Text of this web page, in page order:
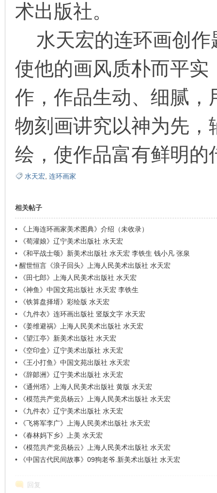
术出版社。
水天宏的连环画创作
使他的画风质朴而平
作，作品生动、细腻
物刻画讲究以神为先
绘，使作品富有鲜明
水天宏, 连环画家
相关帖子
•
《上海连环画家美术图典》介绍（未收录）
•
《荀灌娘》辽宁美术出版社 水天宏
•
《和平战士颂》新美术出版社 水天宏 李铁生 钱小凡 张泉
• 醒世恒言《浪子回头》上海人民美术出版社 水天宏
•
《田七郎》上海人民美术出版社 水天宏
•
《神鱼》中国文苑出版社 水天宏 李铁生
•
《铁算盘择壻》彩绘版 水天宏
•
《九件衣》连环画出版社 竖版文字 水天宏
•
《姜维避祸》上海人民美术出版社 水天宏
•
《望江亭》新美术出版社 水天宏
•
《空印盒》辽宁美术出版社 水天宏
•
《王小打鱼》中国文苑出版社 水天宏
•
《辞郞洲》辽宁美术出版社 水天宏
•
《通州塔》上海人民美术出版社 黄版 水天宏
•
《模范共产党员杨云》上海人民美术出版社 水天宏
•
《九件衣》辽宁美术出版社 水天宏
•
《飞将军李广》上海人民美术出版社 水天宏
•
《春林妈下乡》上美 水天宏
•
《模范共产党员杨云》上海人民美术出版社 水天宏
•
《中国古代民间故事》09狗老爷.新美术出版社 水天宏
回复